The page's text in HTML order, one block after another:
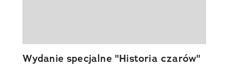
Wydanie specjalne "Historia czarów"